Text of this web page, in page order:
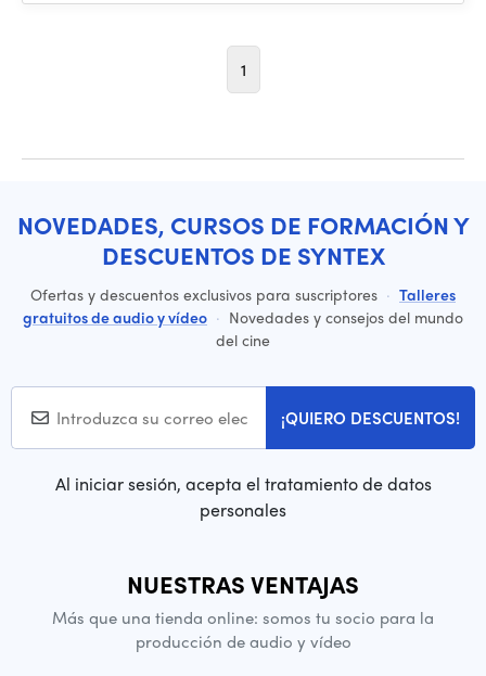
1
NOVEDADES, CURSOS DE FORMACIÓN Y
DESCUENTOS DE SYNTEX
Ofertas y descuentos exclusivos para suscriptores · Talleres
gratuitos de audio y vídeo · Novedades y consejos del mundo
del cine
¡QUIERO DESCUENTOS!
Al iniciar sesión, acepta el tratamiento de datos
personales
NUESTRAS VENTAJAS
Más que una tienda online: somos tu socio para la
producción de audio y vídeo